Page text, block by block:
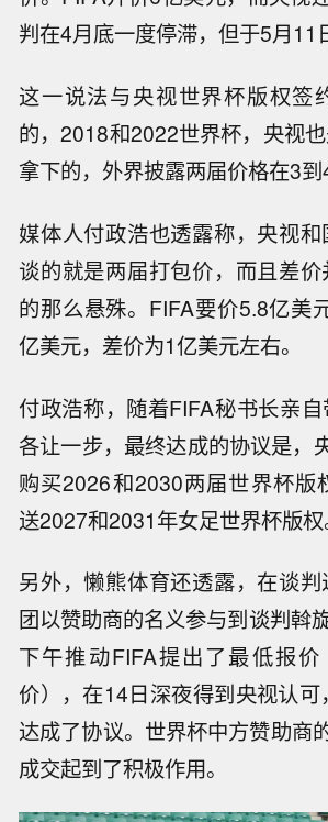
判在4月底一度停滞，但于5月11
这一说法与央视世界杯版权签
的，2018和2022世界杯，央视
拿下的，外界披露两届价格在3到
媒体人付政浩也透露称，央视
谈的就是两届打包价，而且差
的那么悬殊。FIFA要价5.8亿美
亿美元，差价为1亿美元左右。
付政浩称，随着FIFA秘书长亲
各让一步，最终达成的协议是，
购买2026和2030两届世界杯版
送2027和2031年女足世界杯版权
另外，懒熊体育还透露，在谈
团以赞助商的名义参与到谈判斡
下午推动FIFA提出了最低报
价），在14日深夜得到央视认
达成了协议。世界杯中方赞助商
成交起到了积极作用。